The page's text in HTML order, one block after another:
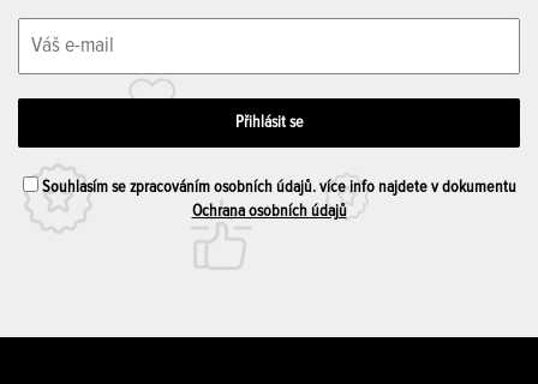
Souhlasím se zpracováním osobních údajů. více info najdete v dokumentu
Ochrana osobních údajů